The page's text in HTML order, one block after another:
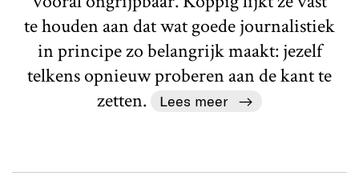
te houden aan dat wat goede journalistiek
in principe zo belangrijk maakt: jezelf
telkens opnieuw proberen aan de kant te
zetten.
Lees meer